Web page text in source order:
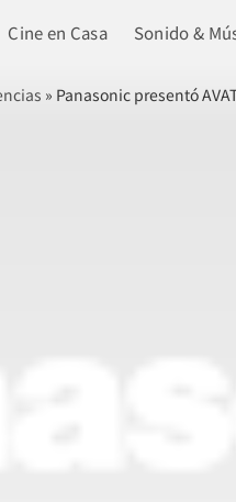
Cine en Casa Sonido &
» Panasonic presentó